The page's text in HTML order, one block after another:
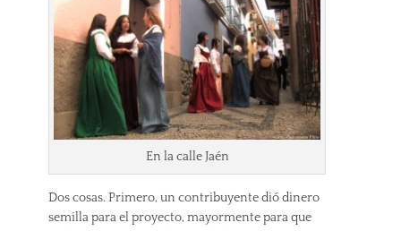
En la calle Jaén
Dos cosas. Primero, un contribuyente dió dinero
semilla para el proyecto, mayormente para que